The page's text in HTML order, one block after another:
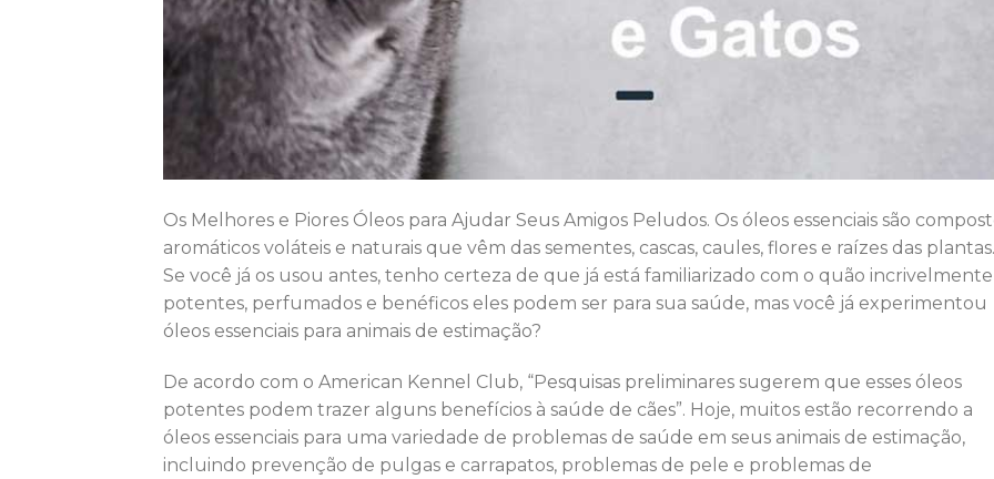
Os Melhores e Piores Óleos para Ajudar Seus Amigos Peludos. Os óleos essenciais são
aromáticos voláteis e naturais que vêm das sementes, cascas, caules, flores e raízes das plantas.
Se você já os usou antes, tenho certeza de que já está familiarizado com o quão incrivelmente
potentes, perfumados e benéficos eles podem ser para sua saúde, mas você já experimentou
óleos essenciais para animais de estimação?
De acordo com o American Kennel Club, “Pesquisas preliminares sugerem que esses óleos
potentes podem trazer alguns benefícios à saúde de cães”. Hoje, muitos estão recorrendo a
óleos essenciais para uma variedade de problemas de saúde em seus animais de estimação,
incluindo prevenção de pulgas e carrapatos, problemas de pele e problemas de